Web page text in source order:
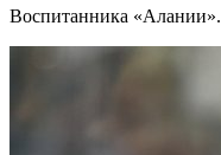
Воспитанника «Алании».